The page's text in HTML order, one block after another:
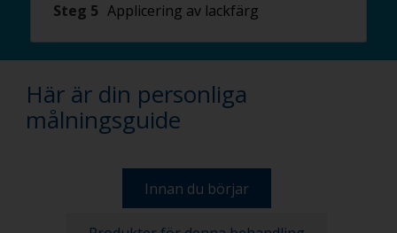
Steg 5 Applicering av lackfärg
Här är din personliga
målningsguide
Innan du börjar